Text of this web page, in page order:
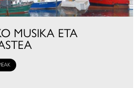
MUSIKA ETA